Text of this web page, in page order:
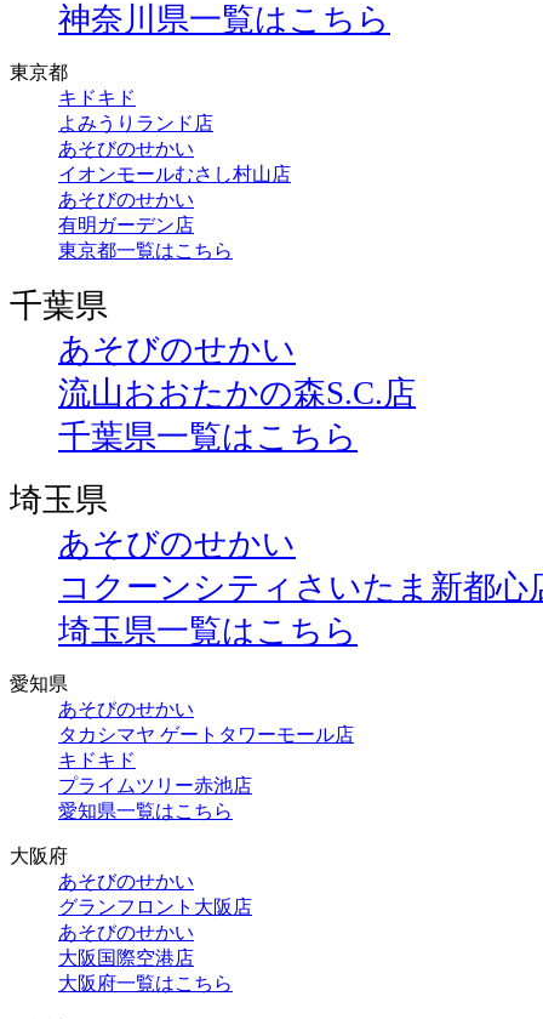
神奈川県一覧はこちら
東京都
キドキド
よみうりランド店
あそびのせかい
イオンモールむさし村山店
あそびのせかい
有明ガーデン店
東京都一覧はこちら
千葉県
あそびのせかい
流山おおたかの森S.C.店
千葉県一覧はこちら
埼玉県
あそびのせかい
コクーンシティさいたま新都心
埼玉県一覧はこちら
愛知県
あそびのせかい
タカシマヤ ゲートタワーモール店
キドキド
プライムツリー赤池店
愛知県一覧はこちら
大阪府
あそびのせかい
グランフロント大阪店
あそびのせかい
大阪国際空港店
大阪府一覧はこちら